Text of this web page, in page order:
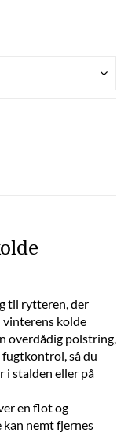
til rytteren, der
vinterens kolde
overdådig polstring,
så du
i stalden eller på
en flot og
nemt fjernes